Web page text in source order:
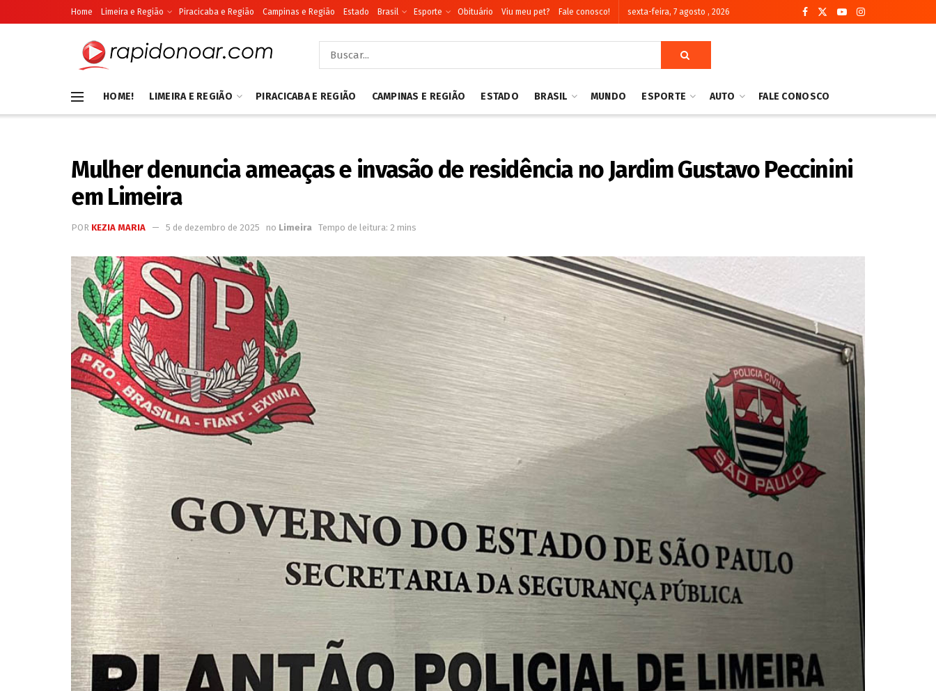
Home Limeira e Região Piracicaba e Região Campinas e Região Estado Brasil Esporte Obituário Viu meu pet? Fale conosco! sexta-feira, 7 agosto , 2026
HOME! LIMEIRA E REGIÃO PIRACICABA E REGIÃO CAMPINAS E REGIÃO ESTADO BRASIL MUNDO ESPORTE AUTO FALE CONOSCO
Mulher denuncia ameaças e invasão de residência no Jardim Gustavo Peccinini
em Limeira
POR KEZIA MARIA 5 de dezembro de 2025 no Limeira Tempo de leitura: 2 mins